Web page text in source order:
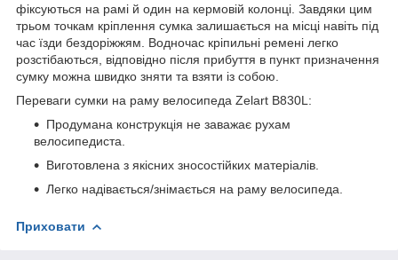
фіксуються на рамі й один на кермовій колонці. Завдяки цим
трьом точкам кріплення сумка залишається на місці навіть під
час їзди бездоріжжям. Водночас кріпильні ремені легко
розстібаються, відповідно після прибуття в пункт призначення
сумку можна швидко зняти та взяти із собою.
Переваги сумки на раму велосипеда Zelart B830L:
Продумана конструкція не заважає рухам
велосипедиста.
Виготовлена з якісних зносостійких матеріалів.
Легко надівається/знімається на раму велосипеда.
Приховати